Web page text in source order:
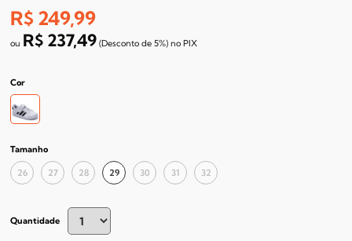
R$ 249,99
R$ 237,49 (Desconto de 5%) no PIX
Cor
Tamanho
26 27 28 29 30 31 32
Quantidade